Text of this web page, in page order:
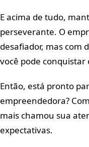
E acima de tudo,
perseverante. O
desafiador, mas com
você pode conquistar
Então, está pronto
empreendedora?
mais chamou sua
expectativas.